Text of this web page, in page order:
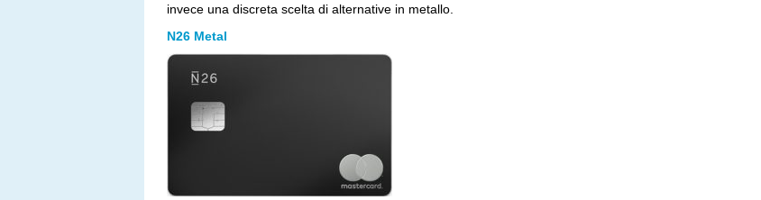
invece una discreta scelta di alternative in metallo.
N26 Metal